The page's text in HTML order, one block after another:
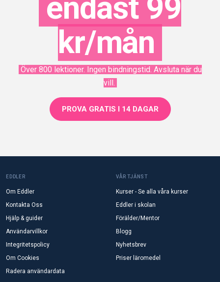
endast 99
kr/mån
Över 800 lektioner. Ingen bindningstid. Avsluta när du
vill.
PROVA GRATIS I 14 DAGAR
EDDLER
Om Eddler
Kontakta Oss
Hjälp & guider
Användarvillkor
Integritetspolicy
Om Cookies
Radera användardata
VÅR TJÄNST
Kurser - Se alla våra kurser
Eddler i skolan
Förälder/Mentor
Blogg
Nyhetsbrev
Priser läromedel